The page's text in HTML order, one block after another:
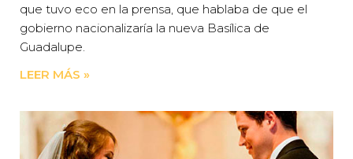
que tuvo eco en la prensa, que hablaba de que el
gobierno nacionalizaría la nueva Basílica de
Guadalupe.
LEER MÁS »